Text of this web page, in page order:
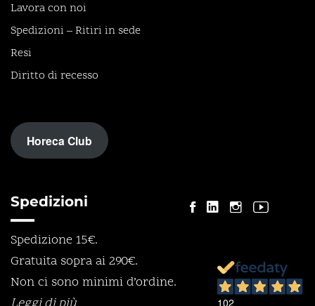
Lavora con noi
Spedizioni – Ritiri in sede
Resi
Diritto di recesso
Horeca Club
Spedizioni
Spedizione 15€.
Gratuita sopra ai 290€.
Non ci sono minimi d’ordine.
102